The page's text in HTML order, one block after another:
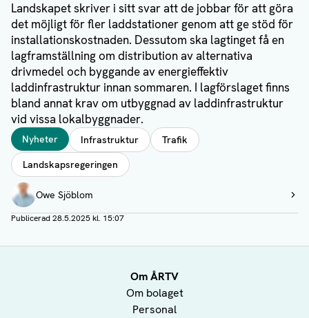
Landskapet skriver i sitt svar att de jobbar för att göra
det möjligt för fler laddstationer genom att ge stöd för
installationskostnaden. Dessutom ska lagtinget få en
lagframställning om distribution av alternativa
drivmedel och byggande av energieffektiv
laddinfrastruktur innan sommaren. I lagförslaget finns
bland annat krav om utbyggnad av laddinfrastruktur
vid vissa lokalbyggnader.
Taggar
Nyheter Infrastruktur
Trafik
Landskapsregeringen
Författare
Owe Sjöblom
Visa profil
Publicerad28.5.2025 kl. 15:07
Om ÅRTV
Om bolaget
Personal